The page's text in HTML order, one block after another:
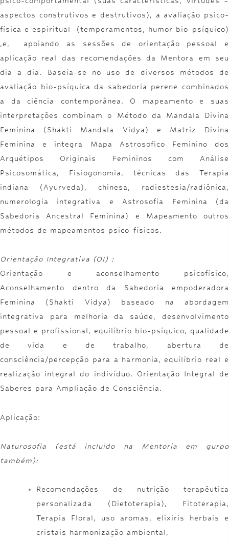
aspectos construtivos e destrutivos), a avaliação psico-
física e espiritual (temperamentos, humor bio-psíquico)
,e, apoiando as sessões de orientação pessoal e
aplicação real das recomendações da Mentora em seu
dia a dia. Baseia-se no uso de diversos métodos de
avaliação bio-psíquica da sabedoria perene combinados
a da ciência contemporânea. O mapeamento e suas
interpretações combinam o Método da Mandala Divina
Feminina (Shakti Mandala Vidya) e Matriz Divina
Feminina e integra Mapa Astrosofico Feminino dos
Arquétipos Originais Femininos com Análise
Psicosomática, Fisiogonomia, técnicas das Terapia
indiana (Ayurveda), chinesa, radiestesia/radiônica,
numerologia integrativa e Astrosofia Feminina (da
Sabedoria Ancestral Feminina) e Mapeamento outros
métodos de mapeamentos psico-físicos.
Orientação Integrativa (OI) :
Orientação e aconselhamento psicofísico,
Aconselhamento dentro da Sabedoria empoderadora
Feminina (Shakti Vidya) baseado na abordagem
integrativa para melhoria da saúde, desenvolvimento
pessoal e profissional, equilíbrio bio-psíquico, qualidade
de vida e de trabalho, abertura de
consciência/percepção para a harmonia, equilíbrio real e
realização integral do indivíduo. Orientação Integral de
Saberes para Ampliação de Consciência.
Aplicação:
Naturosofia (está incluido na Mentoria em gurpo
também):
Recomendações de nutrição terapêutica
personalizada (Dietoterapia), Fitoterapia,
Terapia Floral, uso aromas, elixiris herbais e
cristais harmonização ambiental,